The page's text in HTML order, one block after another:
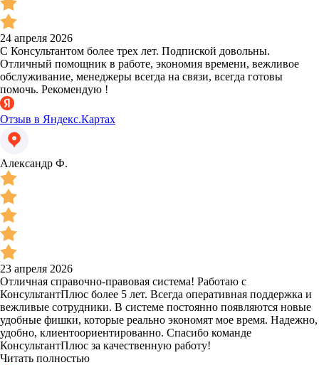
24 апреля 2026
С Консультантом более трех лет. Подпиской довольны.
Отличный помощник в работе, экономия времени, вежливое
обслуживание, менеджеры всегда на связи, всегда готовы
помочь. Рекомендую !
Отзыв в Яндекс.Картах
Александр Ф.
23 апреля 2026
Отличная справочно-правовая система! Работаю с
КонсультантПлюс более 5 лет. Всегда оперативная поддержка и
вежливые сотрудники. В системе постоянно появляются новые
удобные фишки, которые реально экономят мое время. Надежно,
удобно, клиентоориентированно. Спасибо команде
КонсультантПлюс за качественную работу!
Читать полностью